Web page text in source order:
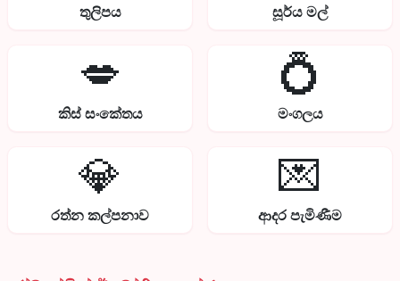
තුලිපය සූර්ය මල්
💋
කිස් සංකේතය
💍
මංගලය
💎
රත්න කල්පනාව
💌
ආදර පැමිණීම